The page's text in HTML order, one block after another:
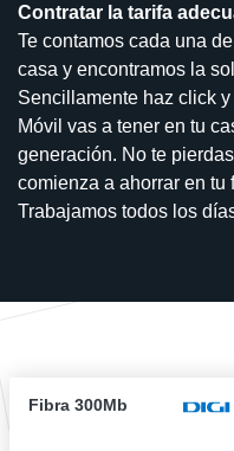
Contratar la tarifa
Te contamos cada una
casa y encontramos la
Sencillamente haz click
Móvil vas a tener en tu
generación. No te
comienza a ahorrar en tu
Trabajamos todos los
Fibra 300Mb